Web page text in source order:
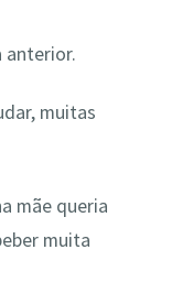
anterior.
muitas
mãe queria
muita